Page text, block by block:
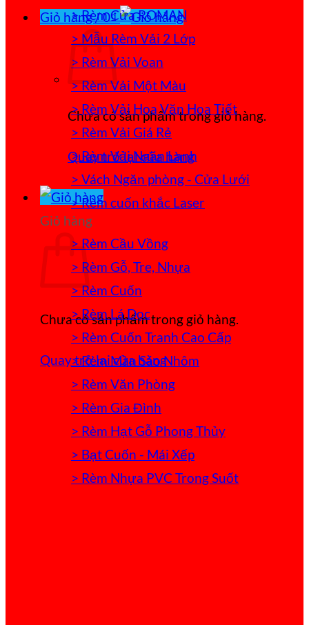
Giỏ hàng /0₫
Chưa có sản phẩm trong giỏ hàng.
Quay trở lại cửa hàng
Giỏ hàng
Chưa có sản phẩm trong giỏ hàng.
Quay trở lại cửa hàng
> Rèm Cửa ROMAN
> Mẫu Rèm Vải 2 Lớp
> Rèm Vải Voan
> Rèm Vải Một Màu
> Rèm Vải Hoa Văn Họa Tiết
> Rèm Vải Giá Rẻ
> Rèm Vải Ngăn Lạnh
> Vách Ngăn phòng - Cửa Lưới
> Rèm cuốn khắc Laser
> Rèm Cầu Vồng
> Rèm Gỗ, Tre, Nhựa
> Rèm Cuốn
> Rèm Lá Dọc
> Rèm Cuốn Tranh Cao Cấp
> Rèm Màn Sáo Nhôm
> Rèm Văn Phòng
> Rèm Gia Đình
> Rèm Hạt Gỗ Phong Thủy
> Bạt Cuốn - Mái Xếp
> Rèm Nhựa PVC Trong Suốt